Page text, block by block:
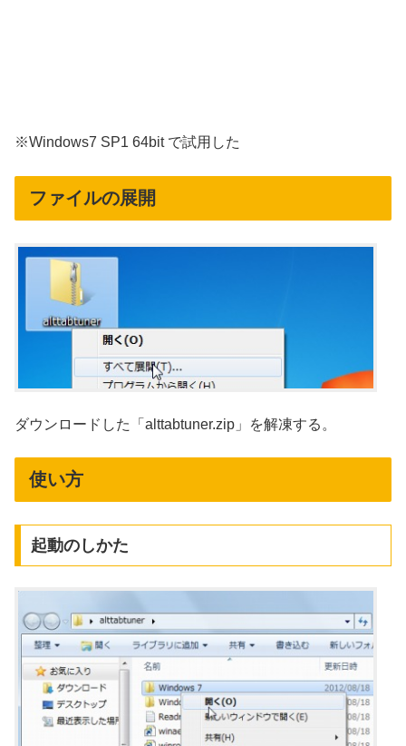
※Windows7 SP1 64bit で試用した
ファイルの展開
ダウンロードした「alttabtuner.zip」を解凍する。
使い方
起動のしかた